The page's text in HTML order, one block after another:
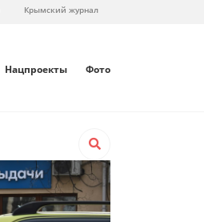
Крымский журнал
Нацпроекты Фото